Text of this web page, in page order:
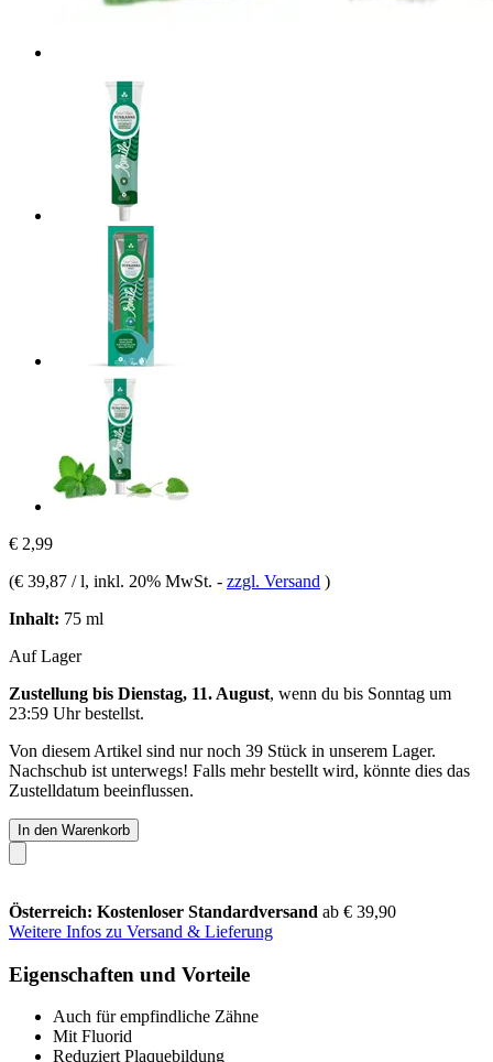
€ 2,99
(€ 39,87 / l, inkl. 20% MwSt. - zzgl. Versand )
Inhalt: 75 ml
Auf Lager
Zustellung bis Dienstag, 11. August, wenn du bis Sonntag um
23:59 Uhrbestellst.
Von diesem Artikel sind nur noch 39 Stück in unserem Lager.
Nachschub ist unterwegs! Falls mehr bestellt wird, könnte dies das
Zustelldatum beeinflussen.
In den Warenkorb
Österreich: Kostenloser Standardversand ab € 39,90
Weitere Infos zu Versand & Lieferung
Eigenschaften und Vorteile
Auch für empfindliche Zähne
Mit Fluorid
Reduziert Plaquebildung